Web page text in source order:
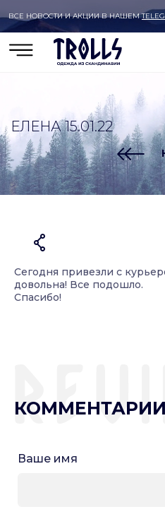
ВСЕ НОВОСТИ И АКЦИИ В НАШЕМ
ЕЛЕНА 15.01.22
Сегодня привезли с
довольна! Все подошло.
Спасибо!
КОММЕНТАРИИ
Ваше имя